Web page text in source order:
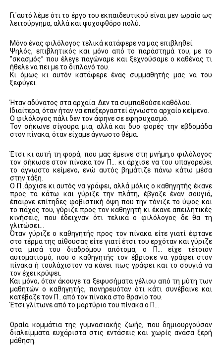
Γι΄αυτό λέμε ότι το έργο του εκπαιδευτικού είναι μεν ωραίο ως
λειτούργημα, αλλά και ψυχοφθόρο πολύ.
Μόνο ένας φιλόλογος τελικά κατάφερε να μας επιβληθεί.
Ψηλός, επιβλητικός και μόνο από το παράστημά του, με το
”σκασμός” που έλεγε παγώναμε και ξεχνούσαμε ο καθένας τι
ήθελε να πει με το διπλανό του.
Κι όμως κι αυτόν κατάφερε ένας συμμαθητής μας να του
ξεφύγει.
Ήταν αδύνατος στα αρχαία. Δεν τα συμπαθούσε καθόλου.
Ιδιαίτερα, όταν ήταν να επεξεργαστεί άγνωστο αρχαίο κείμενο.
Ο φιλόλογος πάλι δεν τον άφηνε σε εφησυχασμό.
Τον σήκωνε σίγουρα μια, αλλά και δυο φορές την εβδομάδα
στον πίνακα, όταν είχαμε άγνωστο θέμα.
Έτσι κι αυτή τη φορά, που μας έμεινε στη μνήμη,ο φιλόλογος
τον σήκωσε στον πίνακα τον Π… κι άρχισε να του υπαγορεύει
το άγνωστο κείμενο, ενώ αυτός βημάτιζε πάνω κάτω μέσα
στην τάξη.
Ο Π..άρχισε κι αυτός να γράφει, αλλά μόλις ο καθηγητής έκανε
προς τα κάτω και γύριζε την πλάτη, έβγαζε έναν σουγιά,
έπαιρνε επίτηδες φοβιστική όψη που την τόνιζε το ύψος και
το πάχος του, γύριζε προς τον καθηγητή κι έκανε απειλητικές
κινήσεις, που έδειχναν ότι τελικά ο φιλόλογος δε θα τη
γλιτώσει…
Όταν γύριζε ο καθηγητής προς τον πίνακα είτε γιατί έφτανε
στο τέρμα της αίθουσας είτε γιατί έτσι του ερχόταν και γύριζε
στα μισά του διαδρόμου απότομα, ο Π… είχε τέτοιον
αυτοματισμό, που ο καθηγητής τον έβρισκε να γράφει στον
πίνακα ή τουλάχιστον να κάνει πως γράφει και το σουγιά να
τον έχει κρύψει.
Και μόνο, όταν άκουγε τα ξεφυσήματα γέλιου από τη μύτη των
μαθητών ο καθηγητής, πονηρευόταν ότι κάτι συνέβαινε και
κατέβαζε τον Π…από τον πίνακα στο θρανίο του.
Έτσι γλίτωνε από το μαρτύριο του πίνακα ο Π…
Ωραία κομμάτια της γυμνασιακής ζωής, που δημιουργούσαν
διαλείμματα ευχάριστα στις εντάσεις και χωρίς ανάσα ξερή
μάθηση.